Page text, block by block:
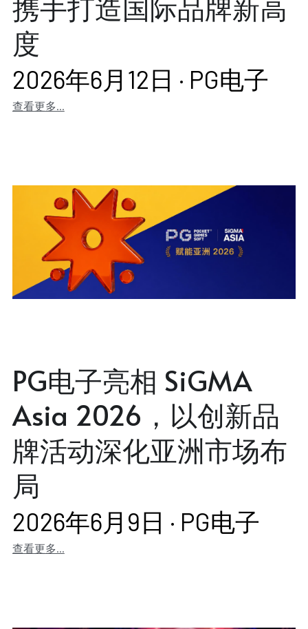
度
2026年6月12日 · PG电子
查看更多...
PG电子亮相 SiGMA
Asia 2026，以创新品
牌活动深化亚洲市场布
局
2026年6月9日 · PG电子
查看更多...